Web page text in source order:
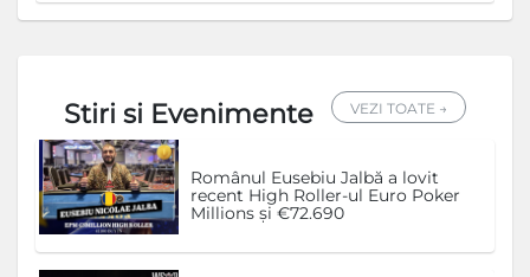
Stiri si Evenimente VEZI TOATE →
Românul Eusebiu Jalbă a lovit
recent High Roller-ul Euro Poker
Millions și €72.690